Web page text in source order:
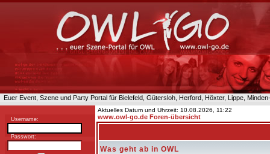
Euer Event, Szene und Party Portal für Bielefeld, Gütersloh, Herford, Höxter, Lippe,
Username:
Passwort:
Aktuelles Datum und Uhrzeit: 10.08.2026, 11:22
www.owl-go.de Foren-übersicht
Was geht ab in OWL